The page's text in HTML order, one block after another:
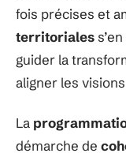
fois précises et
territoriales
guider la
aligner les
La
démarche de